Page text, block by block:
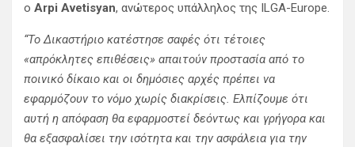
ο Arpi Avetisyan, ανώτερος υπάλληλος της ILGA-Europe.
“Το Δικαστήριο κατέστησε σαφές ότι τέτοιες
«απρόκλητες επιθέσεις» απαιτούν προστασία από το
ποινικό δίκαιο και οι δημόσιες αρχές πρέπει να
εφαρμόζουν το νόμο χωρίς διακρίσεις. Ελπίζουμε ότι
αυτή η απόφαση θα εφαρμοστεί δεόντως και γρήγορα και
θα εξασφαλίσει την ισότητα και την ασφάλεια για την